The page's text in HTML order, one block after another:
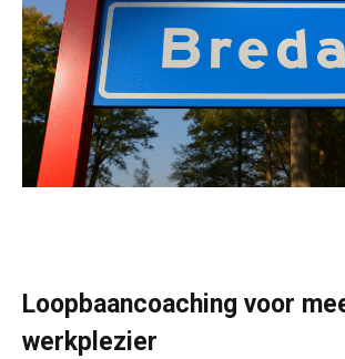
Loopbaancoaching voor
werkplezier